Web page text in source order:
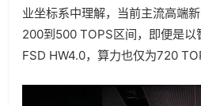
业坐标系中理解，当前主流高端
200到500 TOPS区间，即便是以
FSD HW4.0，算力也仅为720